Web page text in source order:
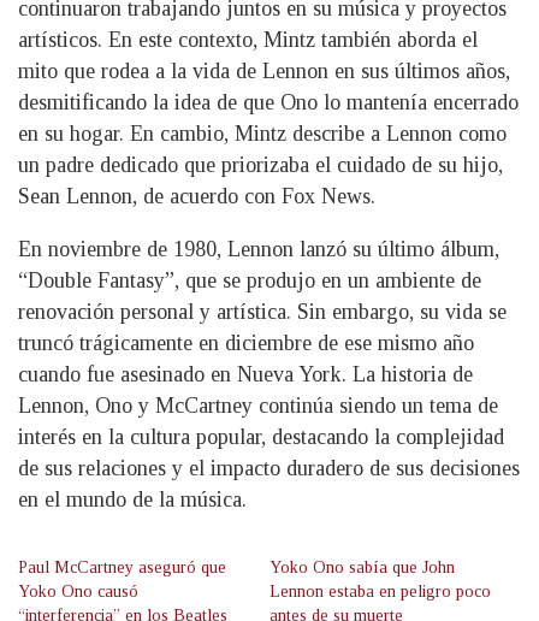
continuaron trabajando juntos en su música y proyectos
artísticos. En este contexto, Mintz también aborda el
mito que rodea a la vida de Lennon en sus últimos años,
desmitificando la idea de que Ono lo mantenía encerrado
en su hogar. En cambio, Mintz describe a Lennon como
un padre dedicado que priorizaba el cuidado de su hijo,
Sean Lennon, de acuerdo con Fox News.
En noviembre de 1980, Lennon lanzó su último álbum,
“Double Fantasy”, que se produjo en un ambiente de
renovación personal y artística. Sin embargo, su vida se
truncó trágicamente en diciembre de ese mismo año
cuando fue asesinado en Nueva York. La historia de
Lennon, Ono y McCartney continúa siendo un tema de
interés en la cultura popular, destacando la complejidad
de sus relaciones y el impacto duradero de sus decisiones
en el mundo de la música.
Paul McCartney aseguró que
Yoko Ono causó
“interferencia” en los Beatles
Yoko Ono sabía que John
Lennon estaba en peligro poco
antes de su muerte